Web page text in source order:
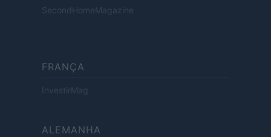
SecondHomeMagazine
FRANÇA
InvestirMag
ALEMANHA